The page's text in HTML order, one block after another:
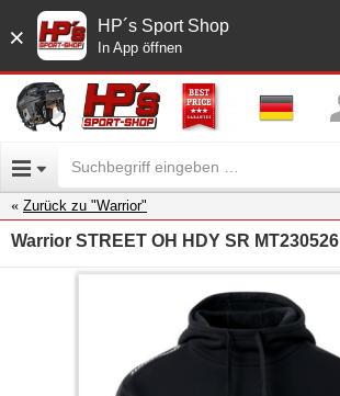
× HP´s Sport Shop
In App öffnen
Zurück zu "Warrior"
Warrior STREET OH HDY SR MT230526